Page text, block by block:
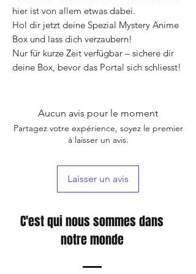
hier ist von allem etwas dabei.
Hol dir jetzt deine Spezial Mystery Anime
Box und lass dich verzaubern!
Nur für kurze Zeit verfügbar – sichere dir
deine Box, bevor das Portal sich schliesst!
Aucun avis pour le moment
Partagez votre expérience, soyez le premier
à laisser un avis.
Laisser un avis
C'est qui nous sommes dans
notre monde